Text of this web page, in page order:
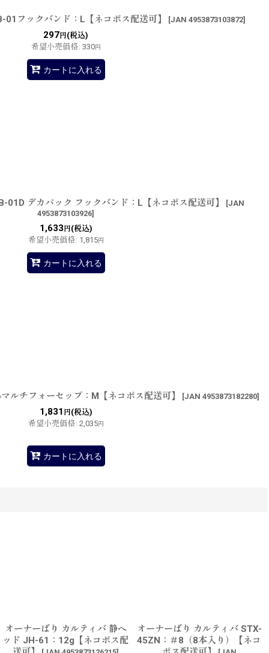
01フックバンド：L【ネコポス配送可】 [JAN 4953873103872]
297 円(税込)
希望小売価格: 330円
カートに入れる
01D デカパック フックバンド：L【ネコポス配送可】 [JAN
4953873103926]
1,633 円(税込)
希望小売価格: 1,815円
カートに入れる
ルチフォーセップ：M【ネコポス配送可】 [JAN 4953873182280]
1,831 円(税込)
希望小売価格: 2,035円
カートに入れる
オーナーばり カルティバ 静ヘ
ッド JH-61：12g【ネコポス配
オーナーばり カルティバ STX-
45ZN：＃8（8本入り）【ネコ